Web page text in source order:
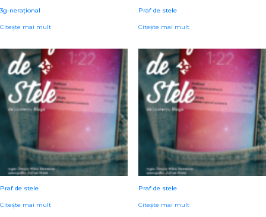
3g-nerațional
Citește mai mult
Praf de stele
Citește mai mult
Praf de stele
Citește mai mult
Praf de stele
Citește mai mult